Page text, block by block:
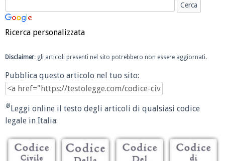
Ricerca personalizzata
Disclaimer: gli articoli presenti nel sito potrebbero non essere aggiornati.
Pubblica questo articolo nel tuo sito:
Leggi online il testo degli articoli di qualsiasi codice
legale in Italia: